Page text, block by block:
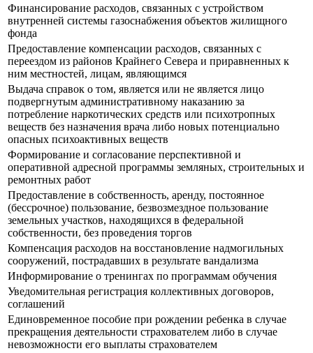
Финансирование расходов, связанных с устройством
внутренней системы газоснабжения объектов жилищного
фонда
Предоставление компенсации расходов, связанных с
переездом из районов Крайнего Севера и приравненных к
ним местностей, лицам, являющимся
Выдача справок о том, является или не является лицо
подвергнутым административному наказанию за
потребление наркотических средств или психотропных
веществ без назначения врача либо новых потенциально
опасных психоактивных веществ
Формирование и согласование перспективной и
оперативной адресной программы земляных, строительных и
ремонтных работ
Предоставление в собственность, аренду, постоянное
(бессрочное) пользование, безвозмездное пользование
земельных участков, находящихся в федеральной
собственности, без проведения торгов
Компенсация расходов на восстановление надмогильных
сооружений, пострадавших в результате вандализма
Информирование о тренингах по программам обучения
Уведомительная регистрация коллективных договоров,
соглашений
Единовременное пособие при рождении ребенка в случае
прекращения деятельности страхователем либо в случае
невозможности его выплаты страхователем